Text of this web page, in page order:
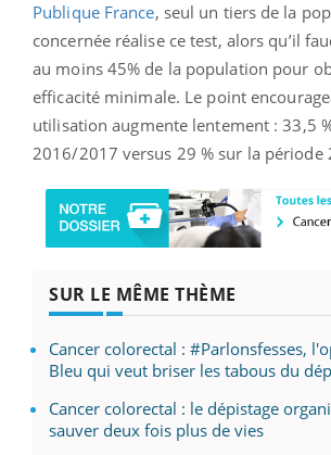
Publique France, seul un tiers de la
concernée réalise ce test, alors qu’il
au moins 45% de la population pour
efficacité minimale. Le point
utilisation augmente lentement : 33,5
2016/2017 versus 29 % sur la période
SUR LE MÊME THÈME
Cancer colorectal : #Parlonsfesses,
Bleu qui veut briser les tabous du
Cancer colorectal : le dépistage
sauver deux fois plus de vies